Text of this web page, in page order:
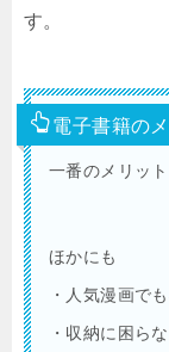
す。
電子書籍の
一番のメリッ
ほかにも
・人気漫画で
・収納に困ら